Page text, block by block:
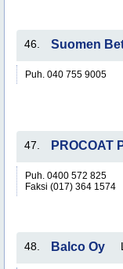
46. Suomen
Puh. 040 755 9005
47. PROCOAT
Puh. 0400 572 825
Faksi (017) 364 1574
48. Balco Oy